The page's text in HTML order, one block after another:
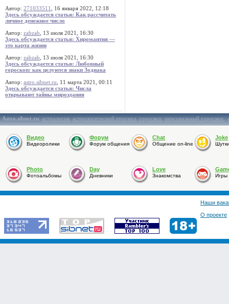
Автор: 271033511
, 16 января 2022, 12:18
Здесь обсуждается статья: Как рассчитать
личное денежное число
Автор: zabzab , 13 июля 2021, 16:30
Здесь обсуждается статья: Хиромантия —
это карта жизни
Автор: zabzab , 13 июля 2021, 16:30
Здесь обсуждается статья: Любовный
гороскоп: как целуются знаки Зодиака
Автор: astro.sibnet.ru , 11 марта 2021, 00:11
Здесь обсуждается статья: Числа
открывают тайны мироздания
Astro.sibnet.ru:астрология,астрологический прогноз,гороскоп,персональный гороскоп,
Видео
Видеоролики
Форум
Форум общения
Chat
Общение on-line
Joke
Photo
Фотоальбомы
Day
Дневники
Love
Знакомства Игры
Наши
О проекте